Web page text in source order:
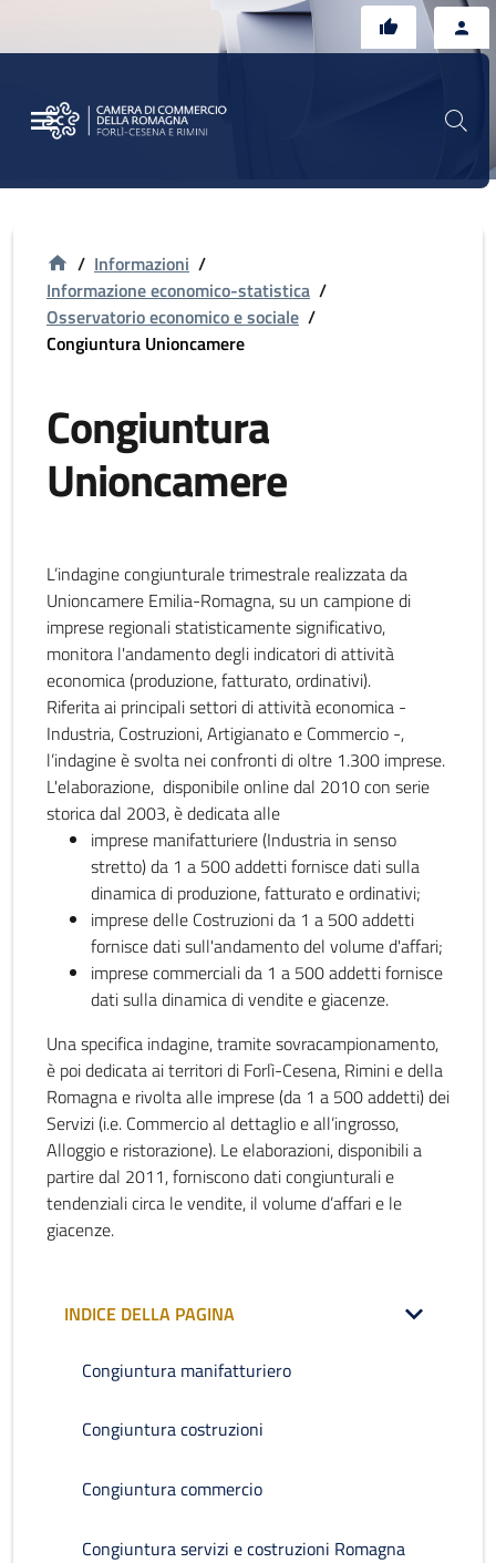
/ Informazioni /
Informazione economico-statistica /
Osservatorio economico e sociale /
Congiuntura Unioncamere
Congiuntura
Unioncamere
L’indagine congiunturale trimestrale realizzata da
Unioncamere Emilia-Romagna, su un campione di
imprese regionali statisticamente significativo,
monitora l'andamento degli indicatori di attività
economica (produzione, fatturato, ordinativi).
Riferita ai principali settori di attività economica -
Industria, Costruzioni, Artigianato e Commercio -,
l’indagine è svolta nei confronti di oltre 1.300 imprese.
L'elaborazione, disponibile online dal 2010 con serie
storica dal 2003, è dedicata alle
imprese manifatturiere (Industria in senso
stretto) da 1 a 500 addetti fornisce dati sulla
dinamica di produzione, fatturato e ordinativi;
imprese delle Costruzioni da 1 a 500 addetti
fornisce dati sull'andamento del volume d'affari;
imprese commerciali da 1 a 500 addetti fornisce
dati sulla dinamica di vendite e giacenze.
Una specifica indagine, tramite sovracampionamento,
è poi dedicata ai territori di Forlì-Cesena, Rimini e della
Romagna e rivolta alle imprese (da 1 a 500 addetti) dei
Servizi (i.e. Commercio al dettaglio e all’ingrosso,
Alloggio e ristorazione). Le elaborazioni, disponibili a
partire dal 2011, forniscono dati congiunturali e
tendenziali circa le vendite, il volume d’affari e le
giacenze.
INDICE DELLA PAGINA
Congiuntura manifatturiero
Congiuntura costruzioni
Congiuntura commercio
Congiuntura servizi e costruzioni Romagna